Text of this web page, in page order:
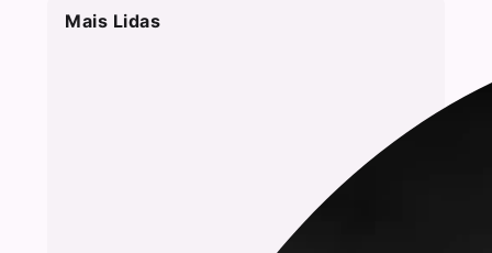
Mais Lidas